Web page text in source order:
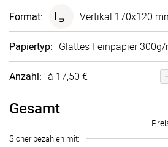
Format: Vertikal 170x120
Papiertyp: Glattes Fein­papier 300g/
Anzahl: à 17,50 €
Gesamt
Sicher bezahlen mit: